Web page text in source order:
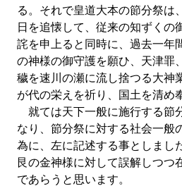
る。それで皇道大本の節分祭は
日を追懐して、従来の知ずくの
詫を申上ると同時に、過去一年
の神様の御守護を願ひ、天津罪
穢を速川の瀬に流し捨つる大神
が代の栄えを祈り、国土を清め
就ては天下一般に施行する節
なり、節分祭に対する社会一般
為に、左に記述する事としまし
艮の金神様に対して誤解しつつ
であらうと思います。